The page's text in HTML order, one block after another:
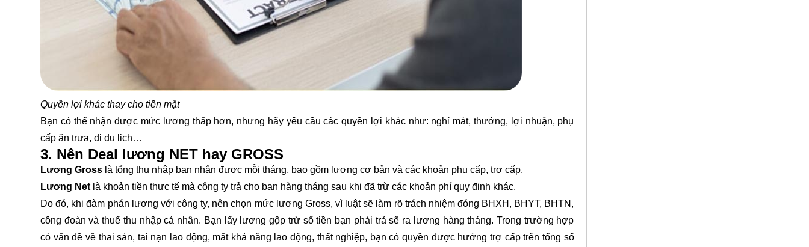
Quyền lợi khác thay cho tiền mặt
Bạn có thể nhận được mức lương thấp hơn, nhưng hãy yêu cầu các quyền lợi khác như: nghỉ mát, thưởng, lợi nhuận, phụ
cấp ăn trưa, đi du lịch…
3. Nên Deal lương NET hay GROSS
Lương Gross là tổng thu nhập bạn nhận được mỗi tháng, bao gồm lương cơ bản và các khoản phụ cấp, trợ cấp.
Lương Net là khoản tiền thực tế mà công ty trả cho bạn hàng tháng sau khi đã trừ các khoản phí quy định khác.
Do đó, khi đàm phán lương với công ty, nên chọn mức lương Gross, vì luật sẽ làm rõ trách nhiệm đóng BHXH, BHYT, BHTN,
công đoàn và thuế thu nhập cá nhân. Bạn lấy lương gộp trừ số tiền bạn phải trả sẽ ra lương hàng tháng. Trong trường hợp
có vấn đề về thai sản, tai nạn lao động, mất khả năng lao động, thất nghiệp, bạn có quyền được hưởng trợ cấp trên tổng số